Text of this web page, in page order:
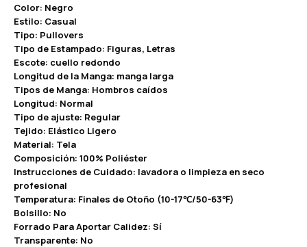
Color: Negro
Estilo: Casual
Tipo: Pullovers
Tipo de Estampado: Figuras, Letras
Escote: cuello redondo
Longitud de la Manga: manga larga
Tipos de Manga: Hombros caídos
Longitud: Normal
Tipo de ajuste: Regular
Tejido: Elástico Ligero
Material: Tela
Composición: 100% Poliéster
Instrucciones de Cuidado: lavadora o limpieza en seco
profesional
Temperatura: Finales de Otoño (10-17℃/50-63℉)
Bolsillo: No
Forrado Para Aportar Calidez: Sí
Transparente: No